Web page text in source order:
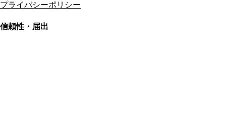
プライバシーポリシー
信頼性・届出